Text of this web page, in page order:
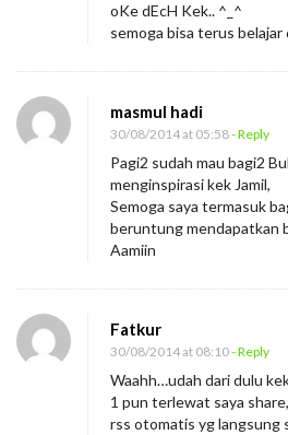
oKe dEcH Kek.. ^_^
semoga bisa terus belajar
masmul hadi
30/08/2014 at 05:58- Reply
Pagi2 sudah mau bagi2
menginspirasi kek Jamil,
Semoga saya termasuk
beruntung mendapatkan
Aamiin
Fatkur
30/08/2014 at 08:10- Reply
Waahh…udah dari dulu
1 pun terlewat saya
rss otomatis yg langsung